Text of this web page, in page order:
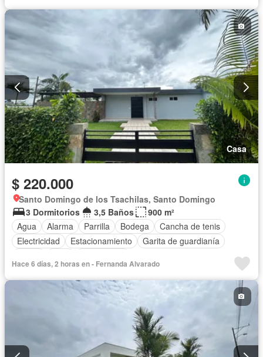
Casa
$ 220.000
Santo Domingo de los Tsachilas, Santo Domingo
3 Dormitorios
3,5 Baños
900 m²
Agua
Alarma Parrilla Bodega
Cancha de tenis
Electricidad
Estacionamiento
Garita de guardianía
Hace 6 días, 2 horas en - Fernanda Alvarado